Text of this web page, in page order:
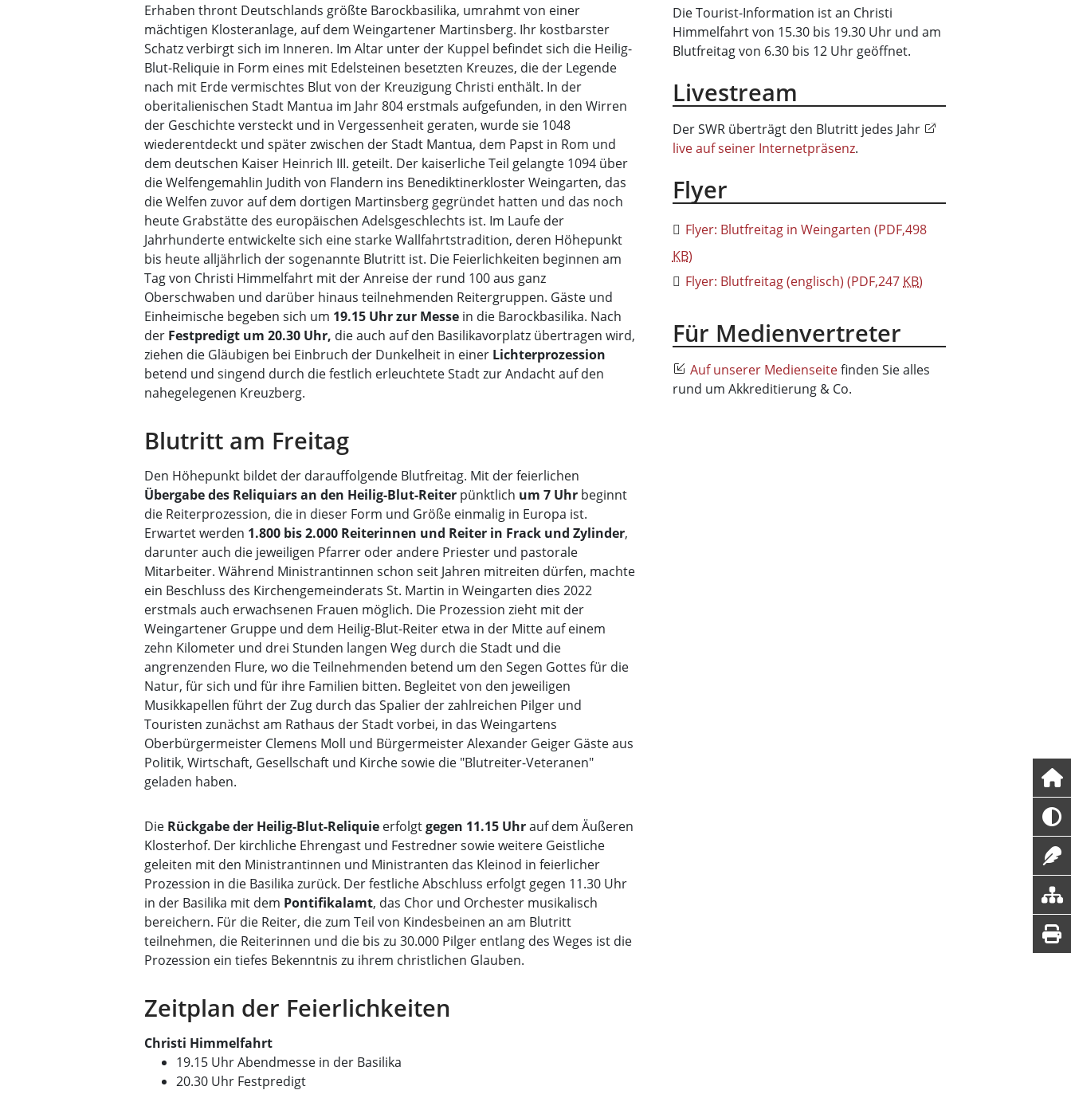
Erhaben thront Deutschlands größte Barockbasilika, umrahmt von einer
mächtigen Klosteranlage, auf dem Weingartener Martinsberg. Ihr kostbarster
Schatz verbirgt sich im Inneren. Im Altar unter der Kuppel befindet sich die Heilig-
Blut-Reliquie in Form eines mit Edelsteinen besetzten Kreuzes, die der Legende
nach mit Erde vermischtes Blut von der Kreuzigung Christi enthält. In der
oberitalienischen Stadt Mantua im Jahr 804 erstmals aufgefunden, in den Wirren
der Geschichte versteckt und in Vergessenheit geraten, wurde sie 1048
wiederentdeckt und später zwischen der Stadt Mantua, dem Papst in Rom und
dem deutschen Kaiser Heinrich III. geteilt. Der kaiserliche Teil gelangte 1094 über
die Welfengemahlin Judith von Flandern ins Benediktinerkloster Weingarten, das
die Welfen zuvor auf dem dortigen Martinsberg gegründet hatten und das noch
heute Grabstätte des europäischen Adelsgeschlechts ist. Im Laufe der
Jahrhunderte entwickelte sich eine starke Wallfahrtstradition, deren Höhepunkt
bis heute alljährlich der sogenannte Blutritt ist. Die Feierlichkeiten beginnen am
Tag von Christi Himmelfahrt mit der Anreise der rund 100 aus ganz
Oberschwaben und darüber hinaus teilnehmenden Reitergruppen. Gäste und
Einheimische begeben sich um 19.15 Uhr zur Messe in die Barockbasilika. Nach
der Festpredigt um 20.30 Uhr, die auch auf den Basilikavorplatz übertragen wird,
ziehen die Gläubigen bei Einbruch der Dunkelheit in einer Lichterprozession
betend und singend durch die festlich erleuchtete Stadt zur Andacht auf den
nahegelegenen Kreuzberg.
Blutritt am Freitag
Den Höhepunkt bildet der darauffolgende Blutfreitag. Mit der feierlichen
Übergabe des Reliquiars an den Heilig-Blut-Reiter pünktlich um 7 Uhr beginnt
die Reiterprozession, die in dieser Form und Größe einmalig in Europa ist.
Erwartet werden 1.800 bis2.000 Reiterinnen und Reiter in Frack und Zylinder,
darunter auch die jeweiligen Pfarrer oder andere Priester und pastorale
Mitarbeiter. Während Ministrantinnen schon seit Jahren mitreiten dürfen, machte
ein Beschluss des Kirchengemeinderats St. Martin in Weingarten dies 2022
erstmals auch erwachsenen Frauen möglich. Die Prozession zieht mit der
Weingartener Gruppe und dem Heilig-Blut-Reiter etwa in der Mitte auf einem
zehn Kilometer und drei Stunden langen Weg durch die Stadt und die
angrenzenden Flure, wo die Teilnehmenden betend um den Segen Gottes für die
Natur, für sich und für ihre Familien bitten. Begleitet von den jeweiligen
Musikkapellen führt der Zug durch das Spalier der zahlreichen Pilger und
Touristen zunächst am Rathaus der Stadt vorbei, in das Weingartens
Oberbürgermeister Clemens Moll und Bürgermeister Alexander Geiger Gäste aus
Politik, Wirtschaft, Gesellschaft und Kirche sowie die "Blutreiter-Veteranen"
geladen haben.
Die Rückgabe der Heilig-Blut-Reliquie erfolgtgegen 11.15 Uhrauf dem Äußeren
Klosterhof. Der kirchliche Ehrengast und Festredner sowie weitere Geistliche
geleiten mit den Ministrantinnen und Ministranten das Kleinod in feierlicher
Prozession in die Basilika zurück. Der festliche Abschluss erfolgt gegen 11.30 Uhr
in der Basilika mit dem Pontifikalamt, das Chor und Orchester musikalisch
bereichern. Für die Reiter, die zum Teil von Kindesbeinen an am Blutritt
teilnehmen, die Reiterinnen und die bis zu 30.000 Pilger entlang des Weges ist die
Prozession ein tiefes Bekenntnis zu ihrem christlichen Glauben.
Zeitplan der Feierlichkeiten
Christi Himmelfahrt
19.15 Uhr Abendmesse in der Basilika
20.30 Uhr Festpredigt
Die Tourist-Information ist an Christi
Himmelfahrt von 15.30 bis 19.30 Uhr und am
Blutfreitag von 6.30 bis 12 Uhr geöffnet.
Livestream
Der SWR überträgt den Blutritt jedes Jahr
live auf seiner Internetpräsenz.
Flyer
Flyer: Blutfreitag in Weingarten (PDF,498
KB)
Flyer: Blutfreitag (englisch) (PDF,247 KB)
Für Medienvertreter
Auf unserer Medienseitefinden Sie alles
rund um Akkreditierung & Co.